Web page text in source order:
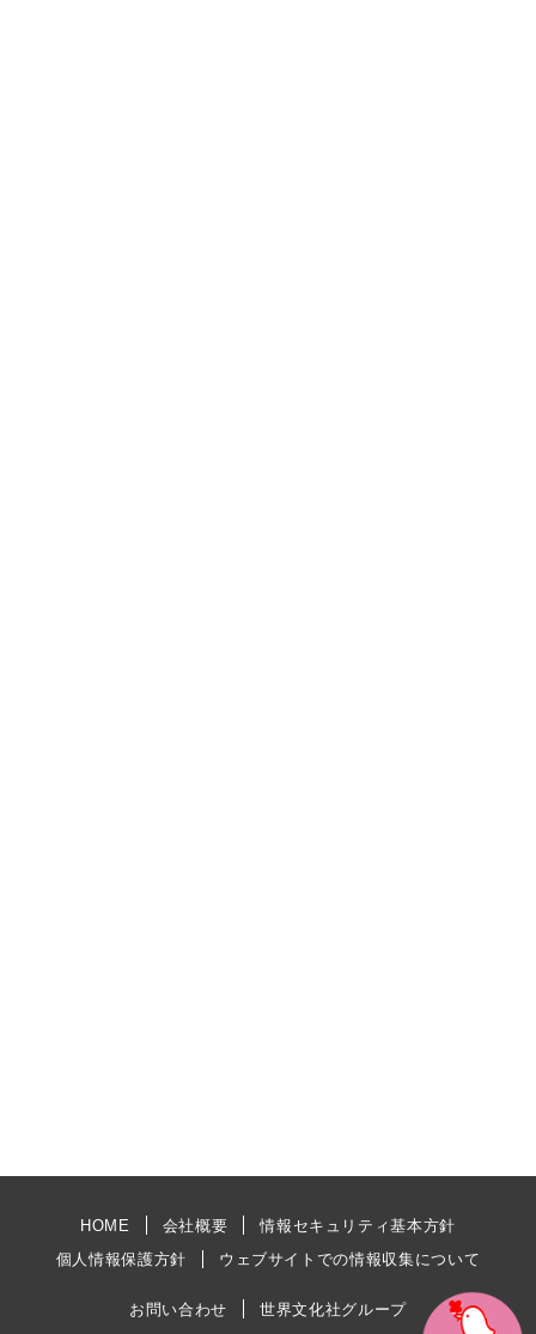
HOME 会社概要
情報セキュリティ基本方針
個人情報保護方針
ウェブサイトでの情報収集について
お問い合わせ 世界文化社グループ